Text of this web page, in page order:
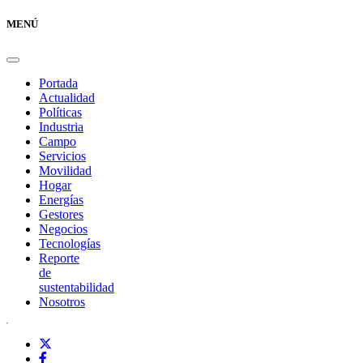
MENÚ
Portada
Actualidad
Políticas
Industria
Campo
Servicios
Movilidad
Hogar
Energías
Gestores
Negocios
Tecnologías
Reporte
de
sustentabilidad
Nosotros